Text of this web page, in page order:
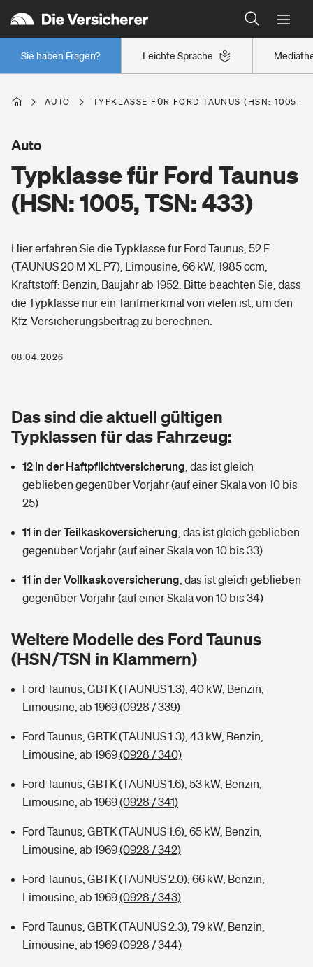
Leichte Sprache
Sie haben Fragen?
Wer versichert was: Jetzt Versicherer finden
Regionalklassen: So ist Ihre Region eingestuft
Wer versichert was: Jetzt Versicherer finden
Berufsunfähigkeitsversicherung
Erwerbsunfähigkeitsversicherung
Grundfähigkeitsversicherung
Arbeitsrechtsschutz
Berufshaftpflichtversicherung
Zur Übersicht
Tools
Wer versichert was: Jetzt Versicherer finden
Sie haben Fragen?
Wohnen
Elementarversicherung
Glasversicherung
Mietkautionsversicherung
Restkreditversicherung
Hochwasser-Check: Wie gefährdet ist Ihr Haus?
Wer versichert was: Jetzt Versicherer finden
Sie haben Fragen?
Freizeit
Pri­vate Haft­pflicht­
Kinderunfall­ver­si­che­rung
Kinderinvalidität
Hundehalter-Haftpflicht
Private Cyberversicherung
Musikinstrumentenversicherung
Zur Übersicht
Tools
Kinderunfall-Check: Mehr Sicherheit für deine Kids
Sie haben Fragen?
Gesundheit
Private Krankenversicherung
Dread-Disease-Versicherung
Tierkrankenversicherung
Zur Übersicht
Tools
Wer versichert was: Jetzt Versicherer finden
Sie haben Fragen?
Rentenrechner: Wie viel Geld bekomme ich im Alter?
AUTO TYPKLASSE FÜR FORD TAUNUS (HSN: 1005,
Typklasse für Ford Taunus
(HSN: 1005, TSN: 433)
Auto
Hier erfahren Sie die Typklasse für Ford Taunus, 52 F
(TAUNUS 20 M XL P7), Limousine, 66 kW, 1985 ccm,
Kraftstoff: Benzin, Baujahr ab 1952. Bitte beachten Sie, dass
die Typklasse nur ein Tarifmerkmal von vielen ist, um den
Kfz-Versicherungsbeitrag zu berechnen.
08.04.2026
Das sind die aktuell gültigen
Typklassen für das Fahrzeug:
12 in der Haftpflichtversicherung das ist gleich
geblieben gegenüber Vorjahr (auf einer Skala von 10 bis
25)
11 in der Teilkaskoversicherung das ist gleich geblieben
gegenüber Vorjahr (auf einer Skala von 10 bis 33)
11 in der Vollkaskoversicherung das ist gleich geblieben
gegenüber Vorjahr (auf einer Skala von 10 bis 34)
Weitere Modelle des Ford Taunus
(HSN/TSN in Klammern)
Ford Taunus, GBTK (TAUNUS 1.3), 40 kW, Benzin,
Limousine, ab 1969(0928 / 339)
Ford Taunus, GBTK (TAUNUS 1.3), 43 kW, Benzin,
Limousine, ab 1969(0928 / 340)
Ford Taunus, GBTK (TAUNUS 1.6), 53 kW, Benzin,
Limousine, ab 1969(0928 / 341)
Ford Taunus, GBTK (TAUNUS 1.6), 65 kW, Benzin,
Limousine, ab 1969(0928 / 342)
Ford Taunus, GBTK (TAUNUS 2.0), 66 kW, Benzin,
Limousine, ab 1969(0928 / 343)
Ford Taunus, GBTK (TAUNUS 2.3), 79 kW, Benzin,
Limousine, ab 1969(0928 / 344)